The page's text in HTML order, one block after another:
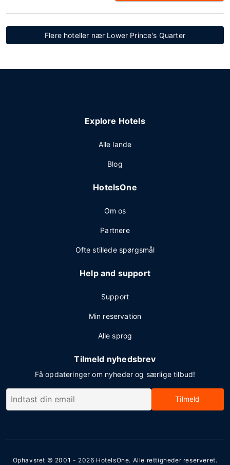
Flere hoteller nær Lower Prince's Quarter
Explore Hotels
Alle lande
Blog
HotelsOne
Om os
Partnere
Ofte stillede spørgsmål
Help and support
Support
Min reservation
Alle sprog
Tilmeld nyhedsbrev
Få opdateringer om nyheder og særlige tilbud!
Tilmeld
Ophavsret © 2001 - 2026 HotelsOne. Alle rettigheder reserveret.